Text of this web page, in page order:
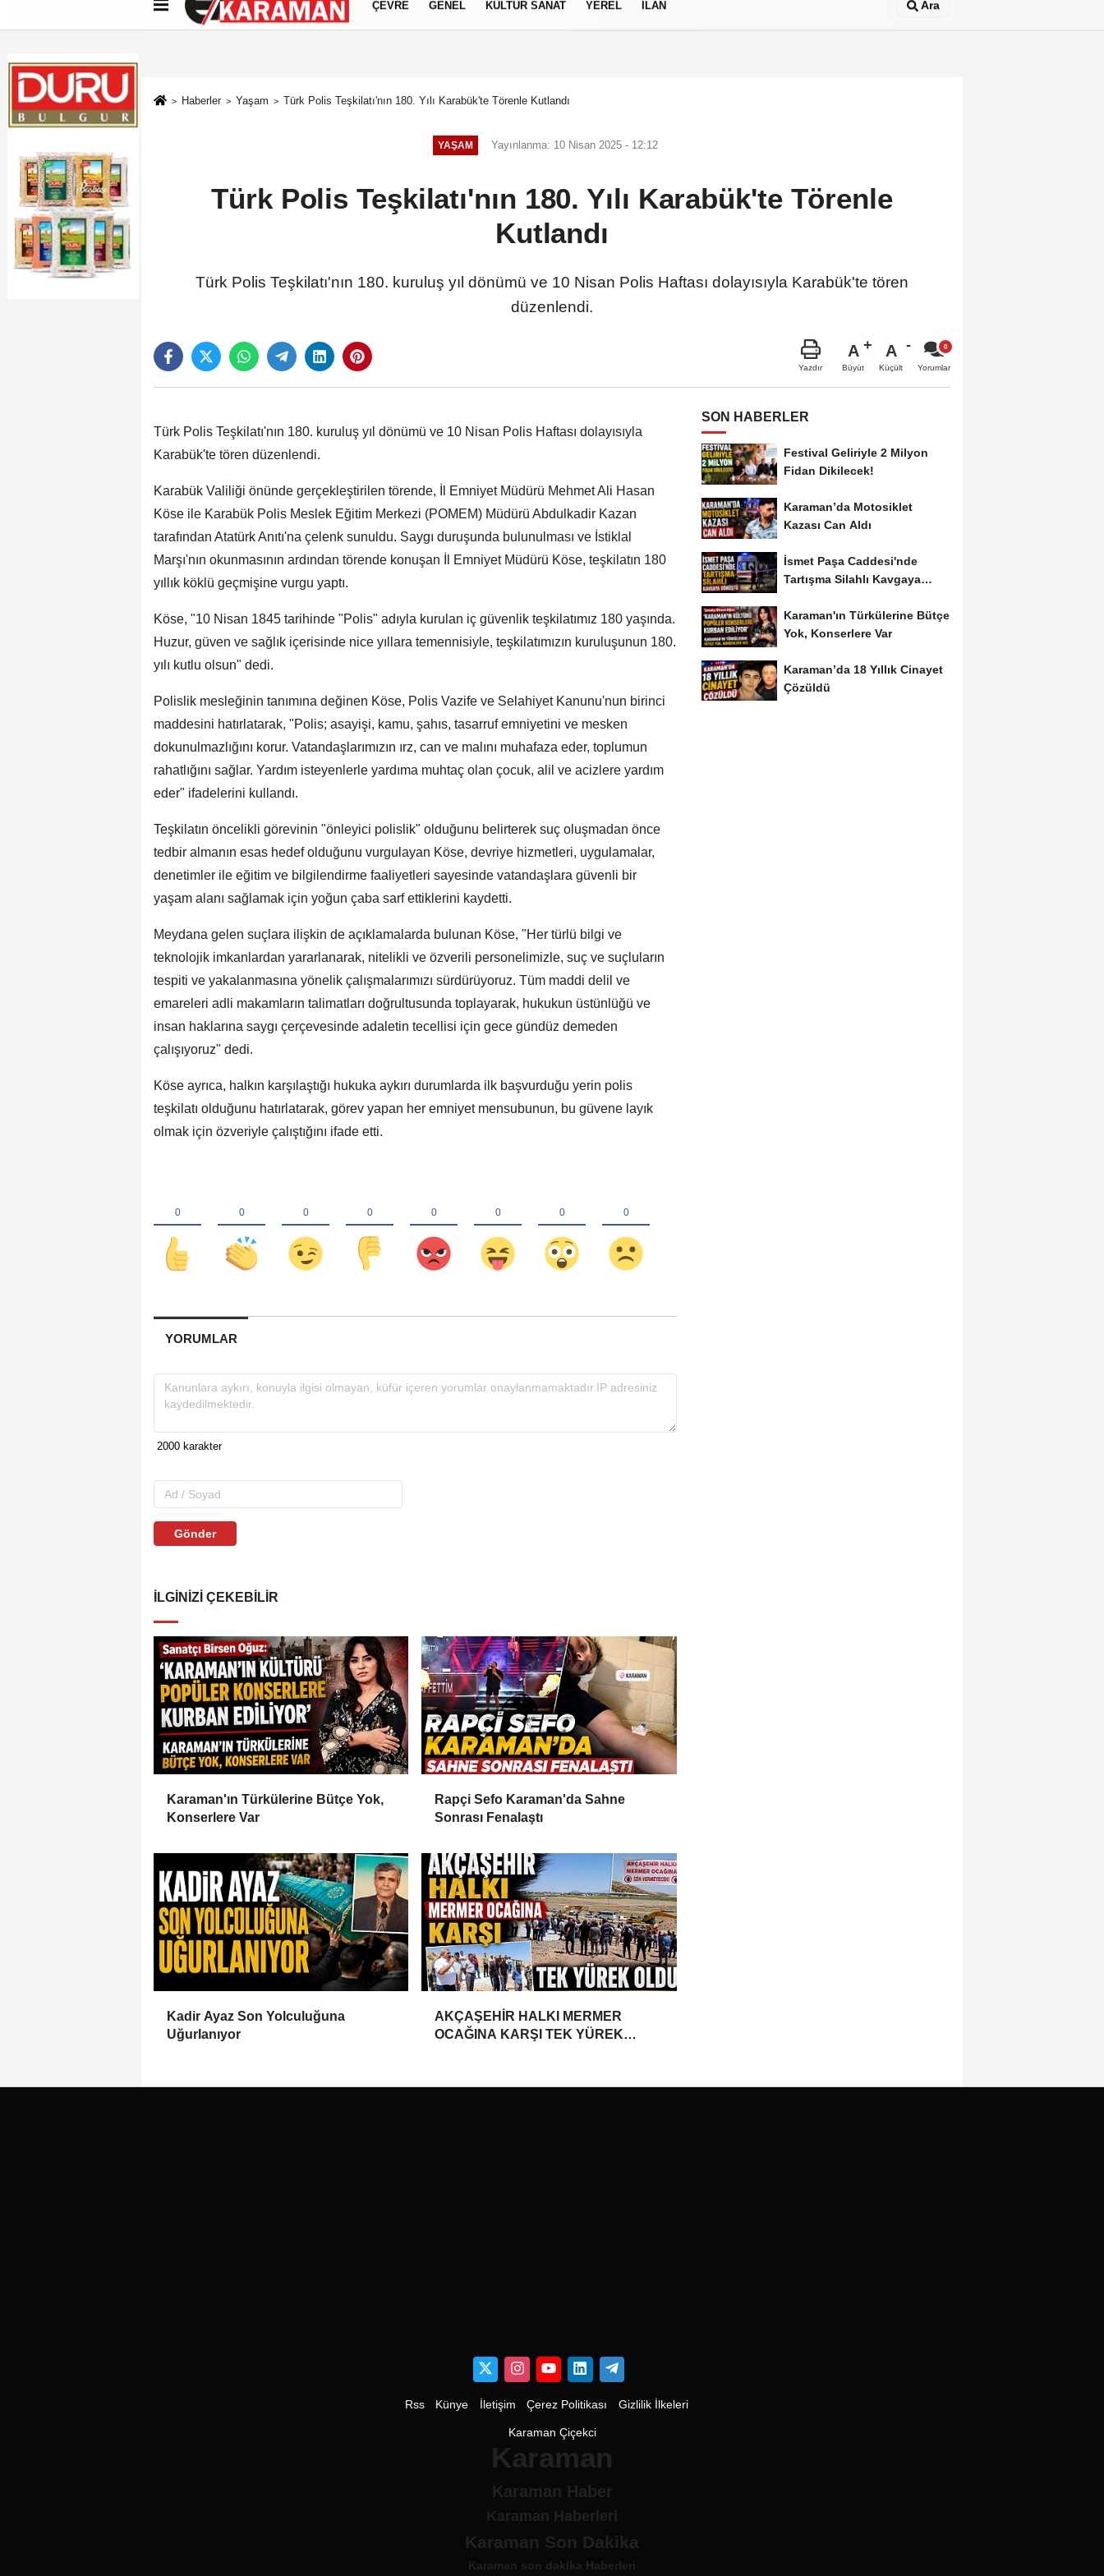
Künye İletişim Çerez Politikası Gizlilik İlkeleri
ÇEVRE GENEL KÜLTÜR SANAT YEREL İLAN Ara
Haberler Yaşam Türk Polis Teşkilatı'nın 180. Yılı Karabük'te Törenle Kutlandı
YAŞAM Yayınlanma: 10 Nisan 2025 - 12:12
Türk Polis Teşkilatı'nın 180. Yılı Karabük'te Törenle
Kutlandı
Türk Polis Teşkilatı'nın 180. kuruluş yıl dönümü ve 10 Nisan Polis Haftası dolayısıyla Karabük'te tören
düzenlendi.
Yazdır
A
Büyüt
A
Küçült Yorumlar
Türk Polis Teşkilatı'nın 180. kuruluş yıl dönümü ve 10 Nisan Polis Haftası dolayısıyla
Karabük'te tören düzenlendi.
Karabük Valiliği önünde gerçekleştirilen törende, İl Emniyet Müdürü Mehmet Ali Hasan
Köse ile Karabük Polis Meslek Eğitim Merkezi (POMEM) Müdürü Abdulkadir Kazan
tarafından Atatürk Anıtı'na çelenk sunuldu. Saygı duruşunda bulunulması ve İstiklal
Marşı'nın okunmasının ardından törende konuşan İl Emniyet Müdürü Köse, teşkilatın 180
yıllık köklü geçmişine vurgu yaptı.
Köse, "10 Nisan 1845 tarihinde "Polis" adıyla kurulan iç güvenlik teşkilatımız 180 yaşında.
Huzur, güven ve sağlık içerisinde nice yıllara temennisiyle, teşkilatımızın kuruluşunun 180.
yılı kutlu olsun" dedi.
Polislik mesleğinin tanımına değinen Köse, Polis Vazife ve Selahiyet Kanunu'nun birinci
maddesini hatırlatarak, "Polis; asayişi, kamu, şahıs, tasarruf emniyetini ve mesken
dokunulmazlığını korur. Vatandaşlarımızın ırz, can ve malını muhafaza eder, toplumun
rahatlığını sağlar. Yardım isteyenlerle yardıma muhtaç olan çocuk, alil ve acizlere yardım
eder" ifadelerini kullandı.
Teşkilatın öncelikli görevinin "önleyici polislik" olduğunu belirterek suç oluşmadan önce
tedbir almanın esas hedef olduğunu vurgulayan Köse, devriye hizmetleri, uygulamalar,
denetimler ile eğitim ve bilgilendirme faaliyetleri sayesinde vatandaşlara güvenli bir
yaşam alanı sağlamak için yoğun çaba sarf ettiklerini kaydetti.
Meydana gelen suçlara ilişkin de açıklamalarda bulunan Köse, "Her türlü bilgi ve
teknolojik imkanlardan yararlanarak, nitelikli ve özverili personelimizle, suç ve suçluların
tespiti ve yakalanmasına yönelik çalışmalarımızı sürdürüyoruz. Tüm maddi delil ve
emareleri adli makamların talimatları doğrultusunda toplayarak, hukukun üstünlüğü ve
insan haklarına saygı çerçevesinde adaletin tecellisi için gece gündüz demeden
çalışıyoruz" dedi.
Köse ayrıca, halkın karşılaştığı hukuka aykırı durumlarda ilk başvurduğu yerin polis
teşkilatı olduğunu hatırlatarak, görev yapan her emniyet mensubunun, bu güvene layık
olmak için özveriyle çalıştığını ifade etti.
YORUMLAR
Gönder
İLGINIZI ÇEKEBILIR
Karaman'ın Türkülerine Bütçe Yok,
Konserlere Var
Rapçi Sefo Karaman'da Sahne
Sonrası Fenalaştı
Kadir Ayaz Son Yolculuğuna
Uğurlanıyor
AKÇAŞEHİR HALKI MERMER
OCAĞINA KARŞI TEK YÜREK
SON HABERLER
Festival Geliriyle 2 Milyon
Fidan Dikilecek!
Karaman’da Motosiklet
Kazası Can Aldı
İsmet Paşa Caddesi'nde
Tartışma Silahlı Kavgaya
Karaman'ın Türkülerine Bütçe
Yok, Konserlere Var
Karaman’da 18 Yıllık Cinayet
Çözüldü
Rss Künye İletişim Çerez Politikası Gizlilik İlkeleri
Karaman Çiçekci
Karaman
Karaman Haber
Karaman Haberleri
Karaman Son Dakika
Karaman son dakika Haberleri